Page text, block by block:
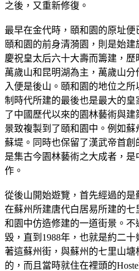
之後，又重新修復。
最早在金代時，頤和園的原址
頤和園的前身清漪園，則是始
慶祝皇太后六十大壽而籌建，
萬歲山和昆明湖為主，萬歲山
入便是後山。頤和園的地位之
制時代所建的最後也是最大的
了中國歷代以來的園林藝術與
景致複製到了頤和園中。例如蘇
蘇堤。同時也保留了漢武帝首
是集古今園林藝術之大成者，
作。
從後山開始遊覽，首先經過的是
在蘇州所建唐代白居易所建的
和園中仿造修建的一道街景。不
毀，直到1988年，也就是約二
著這蘇州街，與蘇州的七里山
的，而且當時就住在裡頭的